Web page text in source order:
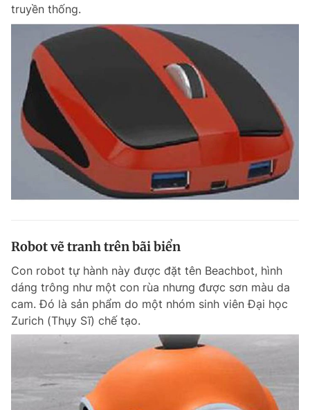
truyền thống.
Robot vẽ tranh trên bãi biển
Con robot tự hành này được đặt tên Beachbot, hình
dáng trông như một con rùa nhưng được sơn màu da
cam. Đó là sản phẩm do một nhóm sinh viên Đại học
Zurich (Thụy Sĩ) chế tạo.